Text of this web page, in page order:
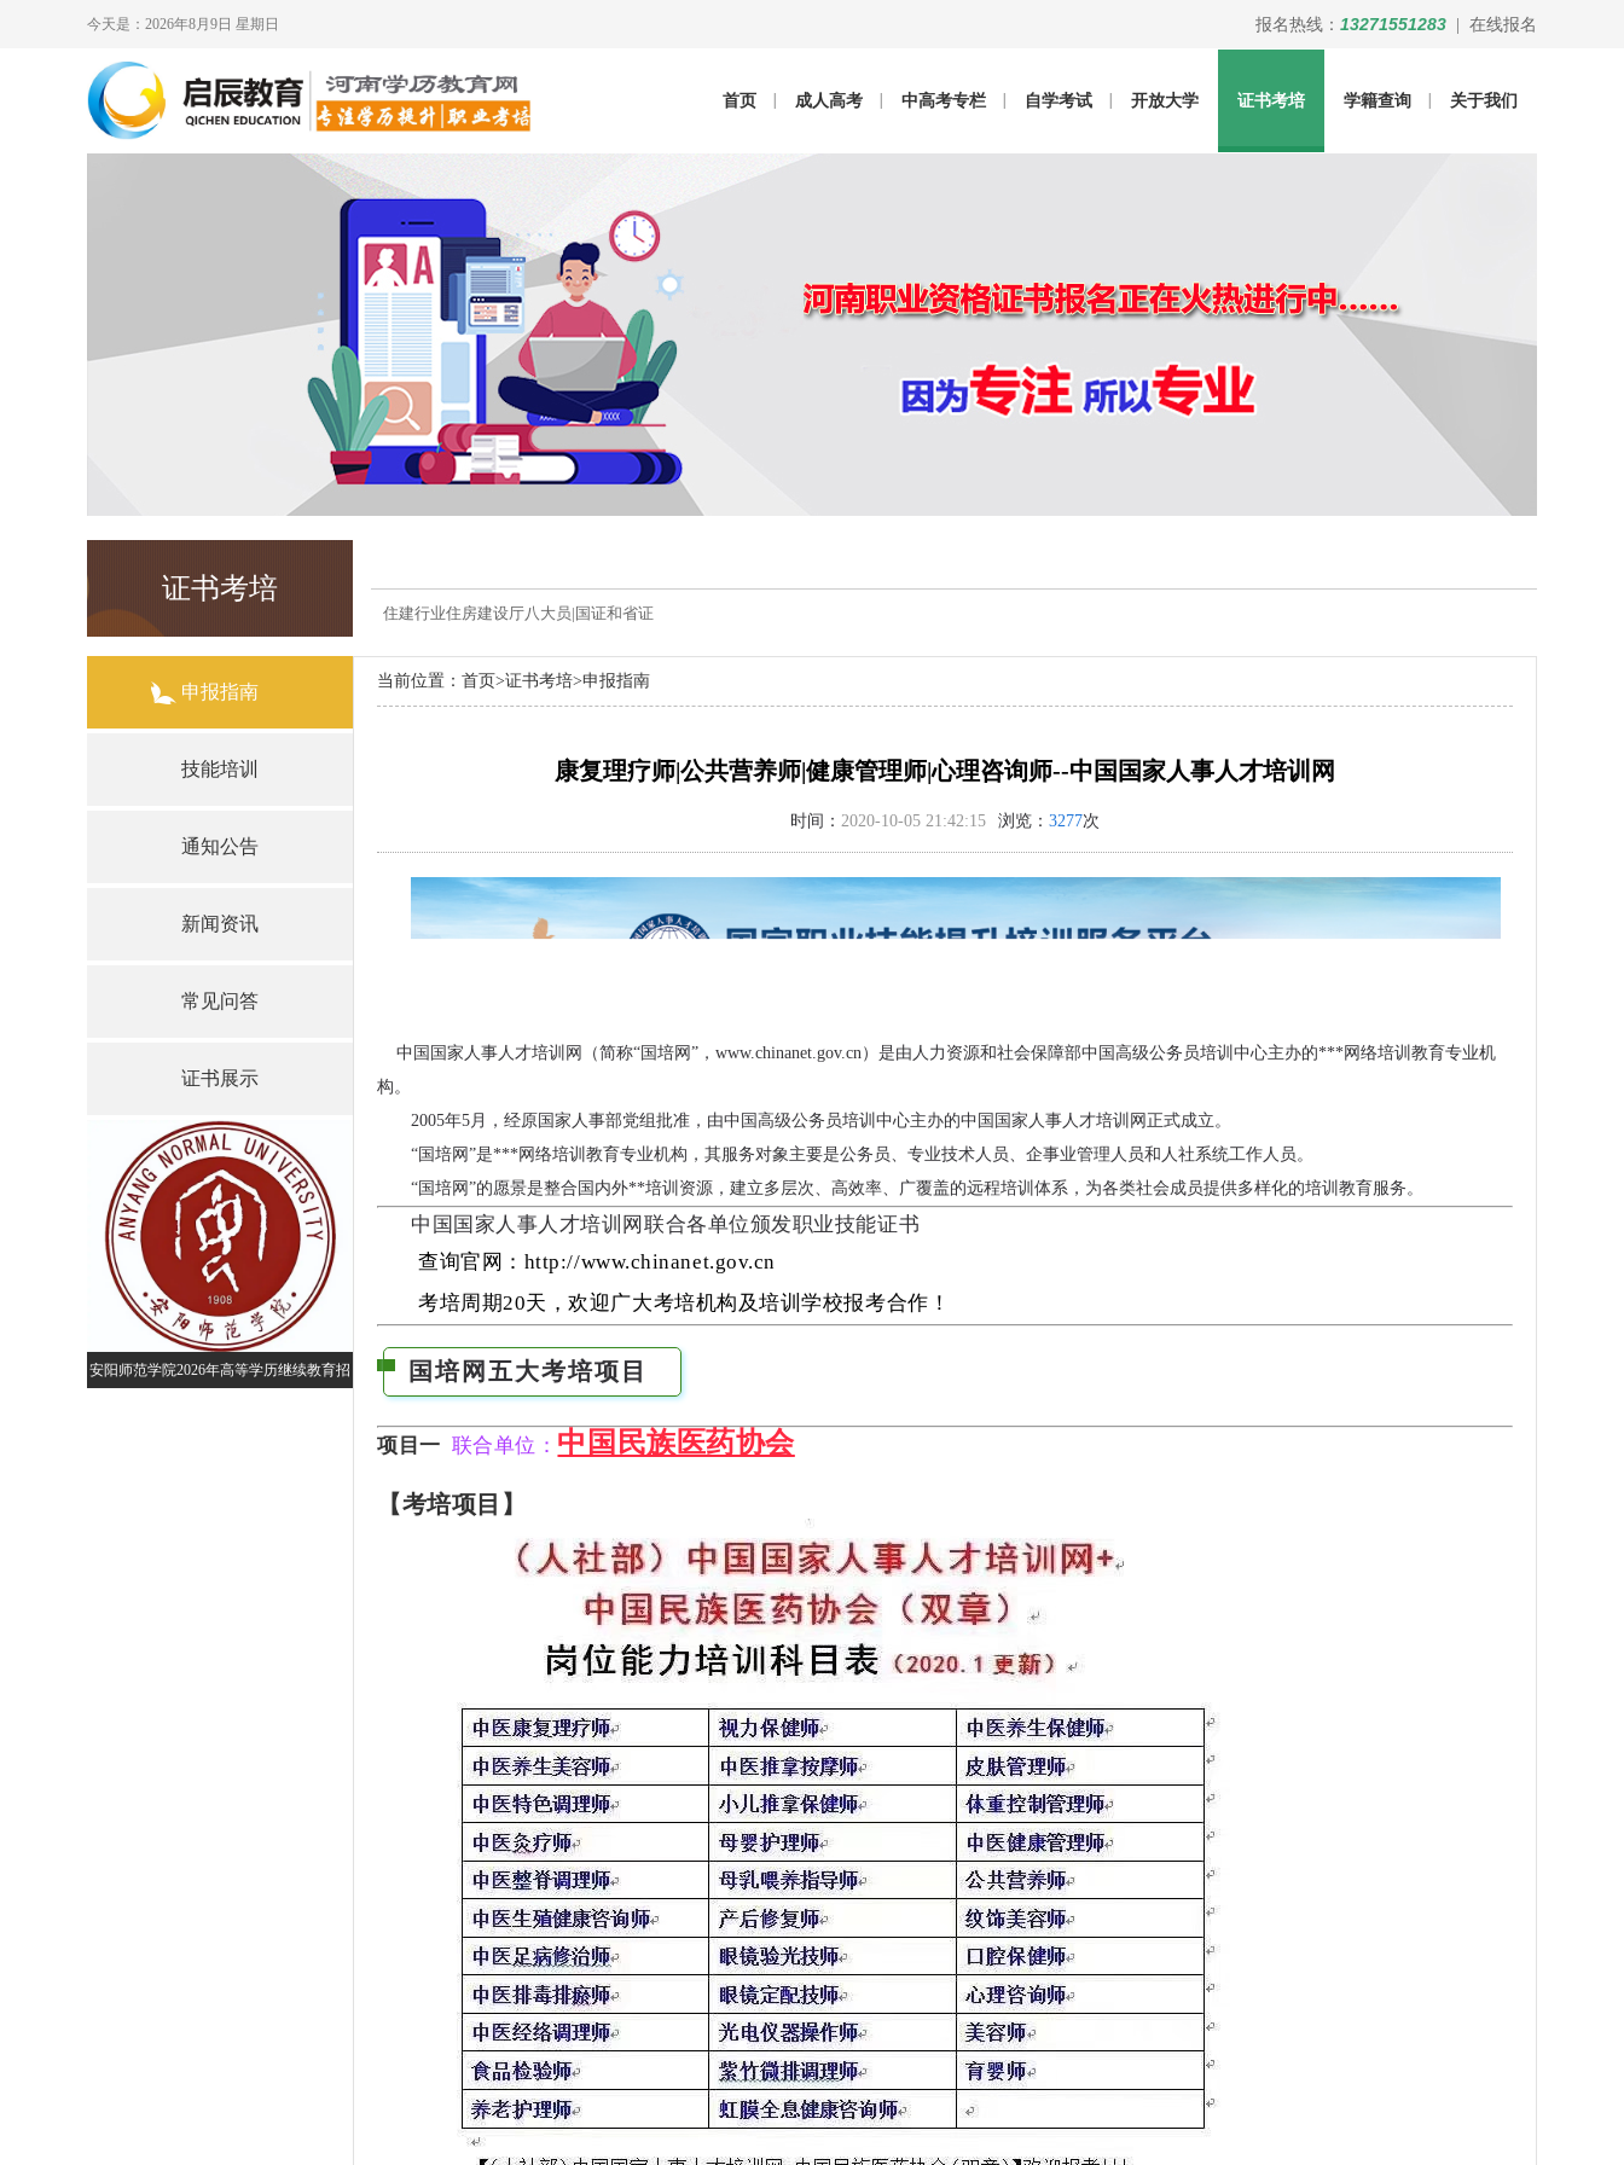
今天是：2026年8月9日 星期日 报名热线： 13271551283 在线报名
首页 成人高考 中高考专栏 自学考试 开放大学 证书考培 学籍查询 关于我们
证书考培
住建行业住房建设厅八大员|国证和省证
申报指南
技能培训
通知公告
新闻资讯
常见问答
证书展示
等学历继续教育招
2026年河南师范大学高等继续教育招生简 2026年河南中医药大学高等学历继续教育
招生预告 年专本科招生简章
当前位置： 首页>证书考培>申报指南
康复理疗师|公共营养师|健康管理师|心理咨询师--中国国家人事人才培训网
时间： 2020-10-05 21:42:15 浏览： 3277次
中国国家人事人才培训网（简称“国培网”，www.chinanet.gov.cn）是由人力资源和社会保障部中国高级公务员培训中心主办的***网络培训教育专业机
构。
2005年5月，经原国家人事部党组批准，由中国高级公务员培训中心主办的中国国家人事人才培训网正式成立。
“国培网”是***网络培训教育专业机构，其服务对象主要是公务员、专业技术人员、企事业管理人员和人社系统工作人员。
“国培网”的愿景是整合国内外**培训资源，建立多层次、高效率、广覆盖的远程培训体系，为各类社会成员提供多样化的培训教育服务。
中国国家人事人才培训网联合各单位颁发职业技能证书
查询官网：http://www.chinanet.gov.cn
考培周期20天，欢迎广大考培机构及培训学校报考合作！
国培网五大考培项目
项目一 联合单位： 中国民族医药协会
【考培项目】